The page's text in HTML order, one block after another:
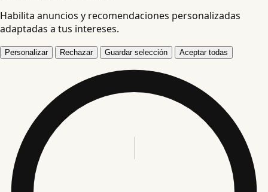
Habilita anuncios y recomendaciones personalizadas
adaptadas a tus intereses.
Personalizar Rechazar Guardar selección Aceptar todas